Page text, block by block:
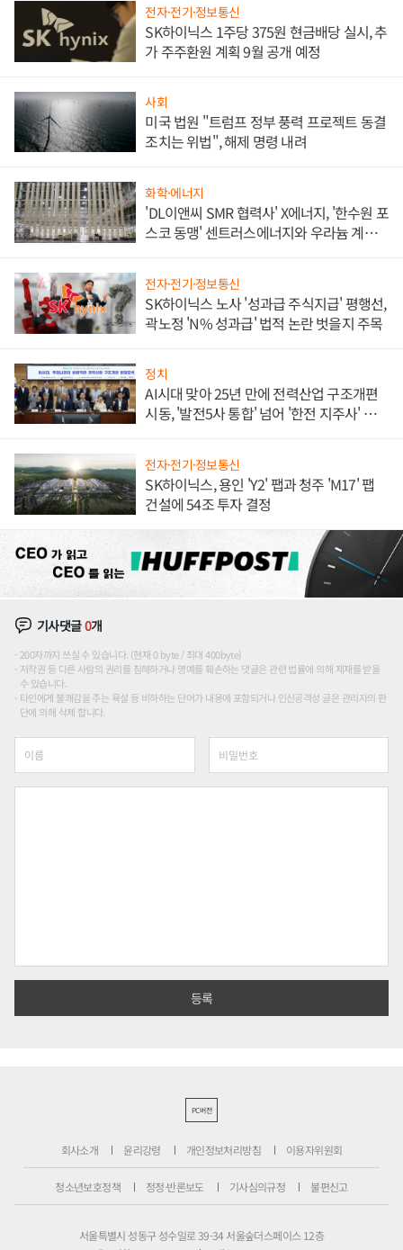
전자·전기·정보통신
SK하이닉스 1주당 375원 현금배당 실시, 추
가 주주환원 계획 9월 공개 예정
사회
미국 법원 "트럼프 정부 풍력 프로젝트 동결
조치는 위법", 해제 명령 내려
화학·에너지
'DL이앤씨 SMR 협력사' X에너지, '한수원 포
스코 동맹' 센트러스에너지와 우라늄 계약
전자·전기·정보통신
SK하이닉스 노사 '성과급 주식지급' 평행선,
곽노정 'N% 성과급' 법적 논란 벗을지 주목
정치
AI시대 맞아 25년 만에 전력산업 구조개편
시동, '발전5사 통합' 넘어 '한전 지주사' 재편
전자·전기·정보통신
SK하이닉스, 용인 'Y2' 팹과 청주 'M17' 팹
건설에 54조 투자 결정
기사댓글0개
200자까지 쓰실 수 있습니다. (현재 0 byte / 최대 400byte)
저작권 등 다른 사람의 권리를 침해하거나 명예를 훼손하는 댓글은 관련 법률에 의해 제재를 받을
수 있습니다.
타인에게 불쾌감을 주는 욕설 등 비하하는 단어가 내용에 포함되거나 인신공격성 글은 관리자의 판
단에 의해 삭제 합니다.
PC버전
회사소개 윤리강령 개인정보처리방침 이용자위원회
청소년보호정책 정정·반론보도 기사심의규정 불편신고
서울특별시 성동구 성수일로 39-34 서울숲더스페이스 12층